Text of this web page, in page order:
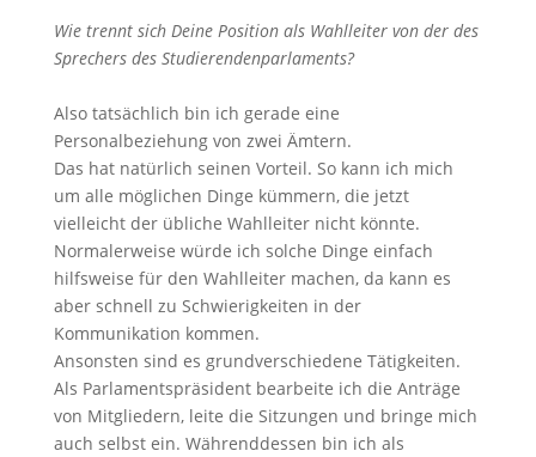
Wie trennt sich Deine Position als Wahlleiter von der des
Sprechers des Studierendenparlaments?
Also tatsächlich bin ich gerade eine
Personalbeziehung von zwei Ämtern.
Das hat natürlich seinen Vorteil. So kann ich mich
um alle möglichen Dinge kümmern, die jetzt
vielleicht der übliche Wahlleiter nicht könnte.
Normalerweise würde ich solche Dinge einfach
hilfsweise für den Wahlleiter machen, da kann es
aber schnell zu Schwierigkeiten in der
Kommunikation kommen.
Ansonsten sind es grundverschiedene Tätigkeiten.
Als Parlamentspräsident bearbeite ich die Anträge
von Mitgliedern, leite die Sitzungen und bringe mich
auch selbst ein. Währenddessen bin ich als